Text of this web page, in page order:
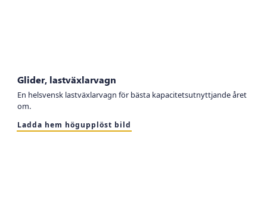
Glider, lastväxlarvagn
En helsvensk lastväxlarvagn för bästa kapacitetsutnyttjande året
om.
Ladda hem högupplöst bild